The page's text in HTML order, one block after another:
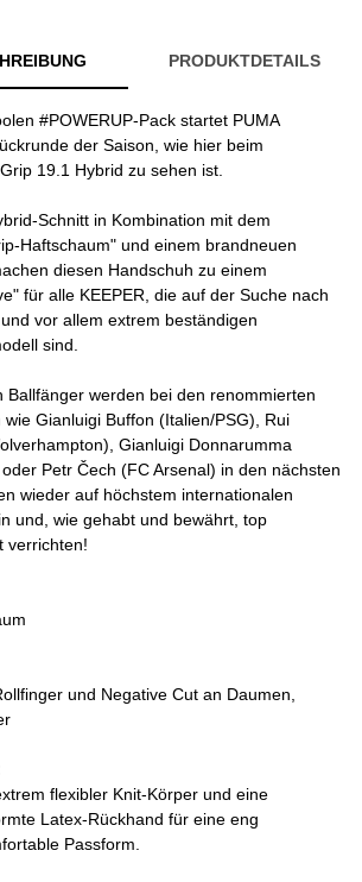
PRODUKTDETAILS
#POWERUP-Pack startet PUMA
der Saison, wie hier beim
19.1 Hybrid zu sehen ist.
Schnitt in Kombination mit dem
Haftschaum" und einem brandneuen
diesen Handschuh zu einem
für alle KEEPER, die auf der Suche nach
vor allem extrem beständigen
sind.
Ballfänger werden bei den renommierten
Gianluigi Buffon (Italien/PSG), Rui
Gianluigi Donnarumma
Petr Čech (FC Arsenal) in den nächsten
wieder auf höchstem internationalen
und, wie gehabt und bewährt, top
verrichten!
und Negative Cut an Daumen,
flexibler Knit-Körper und eine
Latex-Rückhand für eine eng
Passform.